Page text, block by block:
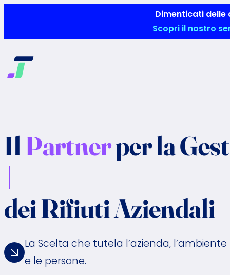
contenuto
Dimenticati delle
Scopri il nostro
IlPartnerper la
Lungimi
dei Rifiuti Aziendali
La Scelta che tutela l’azienda, l’ambiente
e le persone.